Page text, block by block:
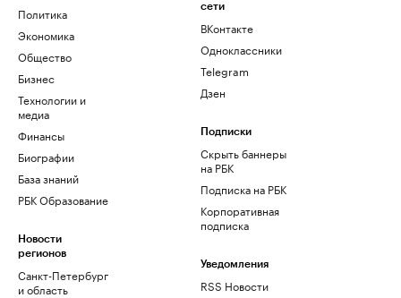
Политика
Экономика
Общество
Бизнес
Технологии и
медиа
Финансы
Биографии
База знаний
РБК Образование
Новости
регионов
Санкт-Петербург
и область
сети
ВКонтакте
Одноклассники
Telegram
Дзен
Подписки
Скрыть баннеры
на РБК
Подписка на РБК
Корпоративная
подписка
Уведомления
RSS Новости